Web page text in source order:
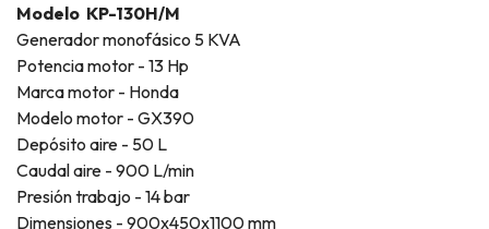
Modelo KP-130H/M
Generador monofásico 5 KVA
Potencia motor - 13 Hp
Marca motor - Honda
Modelo motor - GX390
Depósito aire - 50 L
Caudal aire - 900 L/min
Presión trabajo - 14 bar
Dimensiones - 900x450x1100 mm